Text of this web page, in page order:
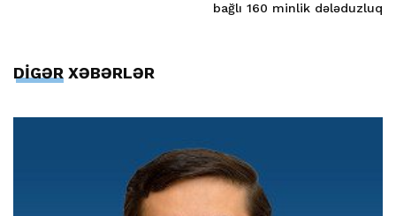
bağlı 160 minlik dələduzluq
DİGƏR XƏBƏRLƏR